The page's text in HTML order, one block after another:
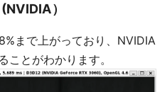
）
まで上がっており、NVIDIA
ことがわかります。